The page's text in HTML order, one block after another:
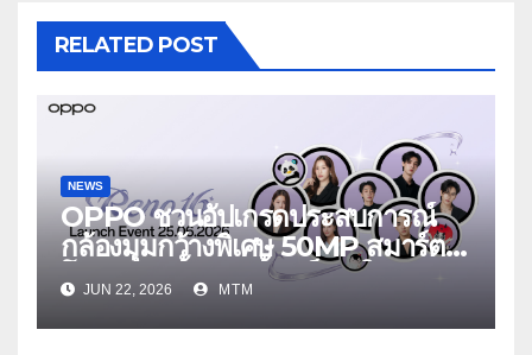
RELATED POST
NEWS
OPPO ชวนอัปเกรดประสบการณ์
กล้องมุมกว้างพิเศษ 50MP สมาร์ต
โฟนเพื่อนซี้ เทรนดี้ทุกช็อต ใน
งาน OPPO Reno16 Series 5G
Launch Event 25 มิถุนายนนี้
JUN 22, 2026 MTM